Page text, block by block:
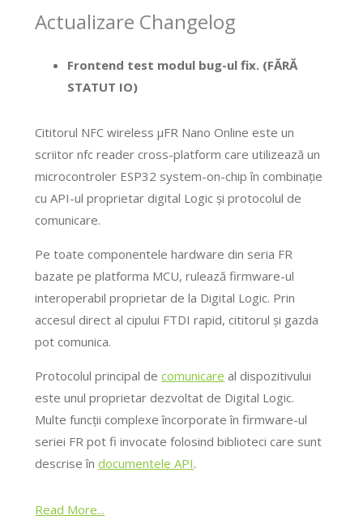
Actualizare Changelog
Frontend test modul bug-ul fix. (FĂRĂ
STATUT IO)
Cititorul NFC wireless μFR Nano Online este un
scriitor nfc reader cross-platform care utilizează un
microcontroler ESP32 system-on-chip în combinație
cu API-ul proprietar digital Logic și protocolul de
comunicare.
Pe toate componentele hardware din seria FR
bazate pe platforma MCU, rulează firmware-ul
interoperabil proprietar de la Digital Logic. Prin
accesul direct al cipului FTDI rapid, cititorul și gazda
pot comunica.
Protocolul principal decomunicare al dispozitivului
este unul proprietar dezvoltat de Digital Logic.
Multe funcții complexe încorporate în firmware-ul
seriei FR pot fi invocate folosind biblioteci care sunt
descrise îndocumentele API.
Read More...